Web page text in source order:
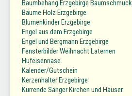
Baumbehang Erzgebirge Baumschmuck
Bäume Holz Erzgebirge
Blumenkinder Erzgebirge
Engel aus dem Erzgebirge
Engel und Bergmann Erzgebirge
Fensterbilder Weihnacht Laternen
Hufeisennase
Kalender/Gutschein
Kerzenhalter Erzgebirge
Kurrende Sänger Kirchen und Häuser